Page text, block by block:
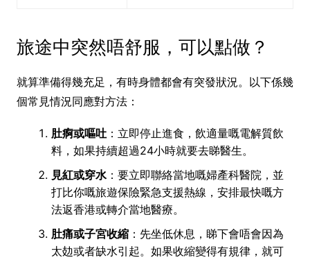
旅途中突然唔舒服，可以點做？
就算準備得幾充足，有時身體都會有突發狀況。以下係幾
個常見情況同應對方法：
肚痾或嘔吐：立即停止進食，飲適量嘅電解質飲
料，如果持續超過24小時就要去睇醫生。
見紅或穿水：要立即聯絡當地嘅婦產科醫院，並
打比你嘅旅遊保險緊急支援熱線，安排最快嘅方
法返香港或轉介當地醫療。
肚痛或子宮收縮：先坐低休息，睇下會唔會因為
太攰或者缺水引起。如果收縮變得有規律，就可